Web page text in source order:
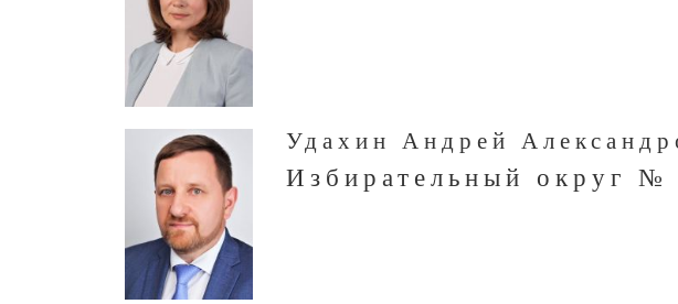
Удахин Андрей
Избирательный округ №